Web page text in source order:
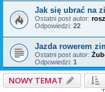
Jak się ubrać na
Ostatni post autor:
Odpowiedzi: 22
Jazda rowerem
Ostatni post autor:
Odpowiedzi: 1
NOWY TEMAT